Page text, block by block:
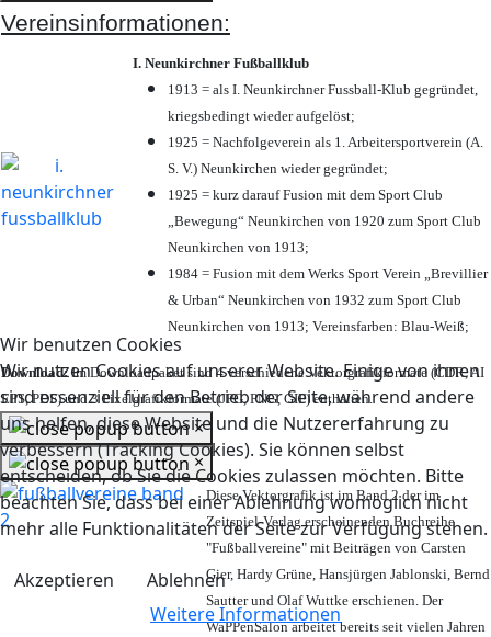
Wir benutzen Cookies
Wir nutzen Cookies auf unserer Website. Einige von ihnen
sind essenziell für den Betrieb der Seite, während andere
uns helfen, diese Website und die Nutzererfahrung zu
verbessern (Tracking Cookies). Sie können selbst
entscheiden, ob Sie die Cookies zulassen möchten. Bitte
beachten Sie, dass bei einer Ablehnung womöglich nicht
mehr alle Funktionalitäten der Seite zur Verfügung stehen.
Akzeptieren
Ablehnen
Weitere Informationen
Vereinsinformationen:
I. Neunkirchner Fußballklub
1913 = als I. Neunkirchner Fussball-Klub gegründet,
kriegsbedingt wieder aufgelöst;
1925 = Nachfolgeverein als 1. Arbeitersportverein (A.
S. V.) Neunkirchen wieder gegründet;
1925 = kurz darauf Fusion mit dem Sport Club
„Bewegung“ Neunkirchen von 1920 zum Sport Club
Neunkirchen von 1913;
1984 = Fusion mit dem Werks Sport Verein „Brevillier
& Urban“ Neunkirchen von 1932 zum Sport Club
Neunkirchen von 1913; Vereinsfarben: Blau-Weiß;
Download:Im Downloadpaket sind 4 verschiedene Vektorgrafikformate (CDR, AI
EPS, PDF) und 3 Pixelgrafikformate (JPG, PNG, GIF) enthalten.
×
×
Diese Vektorgrafik ist im Band 2 der im
Zeitspiel-Verlag erscheinenden Buchreihe
"Fußballvereine" mit Beiträgen von Carsten
Gier, Hardy Grüne, Hansjürgen Jablonski, Bernd
Sautter und Olaf Wuttke erschienen. Der
WaPPenSalon arbeitet bereits seit vielen Jahren